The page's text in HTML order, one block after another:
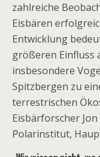
zahlreiche
Eisbären
Entwicklung
größeren Einfluss
insbesondere
Spitzbergen zu
terrestrischen
Eisbärforscher
Polarinstitut,